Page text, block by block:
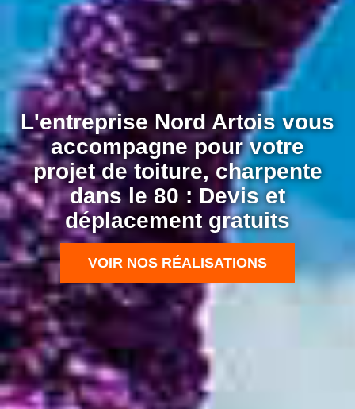
L'entreprise Nord Artois vous
accompagne pour votre
projet de toiture, charpente
dans le 80 : Devis et
déplacement gratuits
VOIR NOS RÉALISATIONS